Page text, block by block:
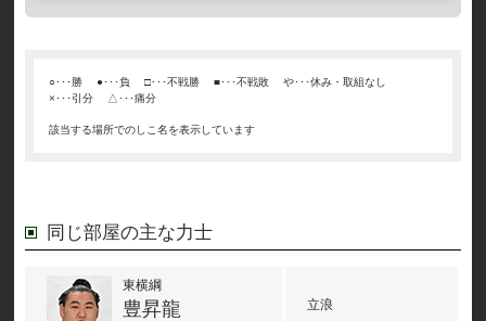
○･･･勝 ●･･･負 □･･･不戦勝 ■･･･不戦敗
や･･･休み・取組なし
×･･･引分
△･･･痛分
該当する場所でのしこ名を表示しています
同じ部屋の主な力士
東横綱
豊昇龍 立浪